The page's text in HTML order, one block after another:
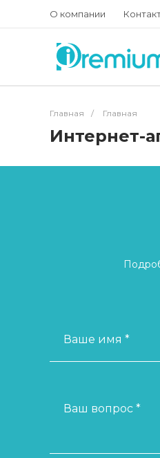
О компании
Главная / Главная
Интернет-
Ваше имя *
Ваш вопрос *